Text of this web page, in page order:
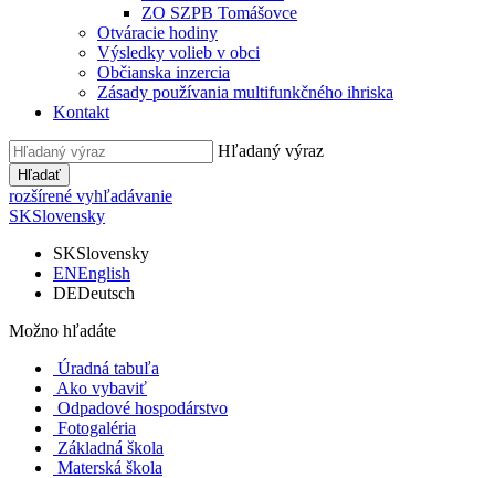
ZO SZPB Tomášovce
Otváracie hodiny
Výsledky volieb v obci
Občianska inzercia
Zásady používania multifunkčného ihriska
Kontakt
Hľadaný výraz
Hľadať
rozšírené vyhľadávanie
SKSlovensky
SKSlovensky
ENEnglish
DEDeutsch
Možno hľadáte
Úradná tabuľa
Ako vybaviť
Odpadové hospodárstvo
Fotogaléria
Základná škola
Materská škola